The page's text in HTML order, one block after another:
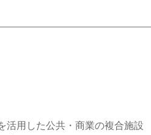
活用した公共・商業の複合施設